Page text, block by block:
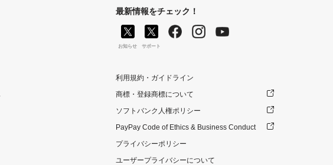
最新情報をチェック！
お知らせ サポート
利用規約・ガイドライン
商標・登録商標について
ソフトバンク人権ポリシー
PayPay Code of Ethics & Business Conduct
プライバシーポリシー
ユーザープライバシーについて